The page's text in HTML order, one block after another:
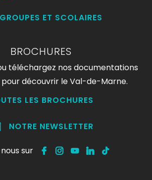
GROUPES ET SCOLAIRES
BROCHURES
téléchargez nos documentations
découvrir le Val-de-Marne.
LES BROCHURES
NOTRE NEWSLETTER
sur